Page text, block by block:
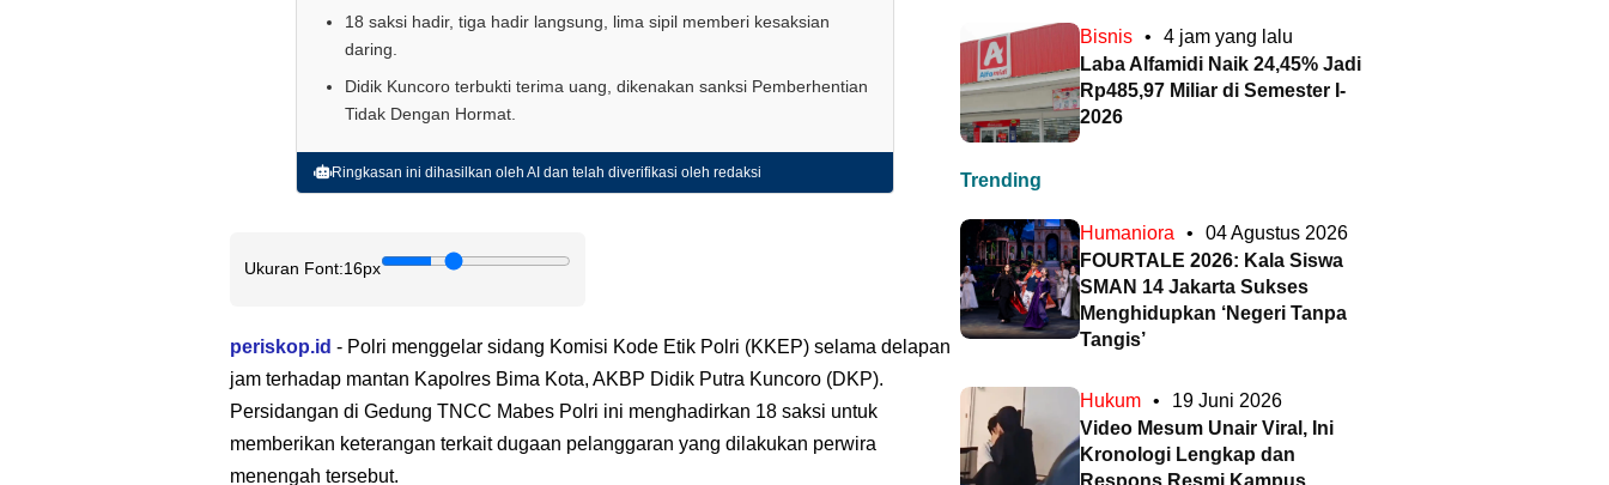
18 saksi hadir, tiga hadir langsung, lima sipil memberi kesaksian
daring.
Didik Kuncoro terbukti terima uang, dikenakan sanksi Pemberhentian
Tidak Dengan Hormat.
Ringkasan ini dihasilkan oleh AI dan telah diverifikasi oleh redaksi
Ukuran Font:16px
periskop.id - Polri menggelar sidang Komisi Kode Etik Polri (KKEP) selama delapan
jam terhadap mantan Kapolres Bima Kota, AKBP Didik Putra Kuncoro (DKP).
Persidangan di Gedung TNCC Mabes Polri ini menghadirkan 18 saksi untuk
memberikan keterangan terkait dugaan pelanggaran yang dilakukan perwira
menengah tersebut.
Bisnis •
4 jam yang lalu
Laba Alfamidi Naik 24,45% Jadi
Rp485,97 Miliar di Semester I-
2026
Trending
Humaniora •
04 Agustus 2026
FOURTALE 2026: Kala Siswa
SMAN 14 Jakarta Sukses
Menghidupkan ‘Negeri Tanpa
Tangis’
Hukum •
19 Juni 2026
Video Mesum Unair Viral, Ini
Kronologi Lengkap dan